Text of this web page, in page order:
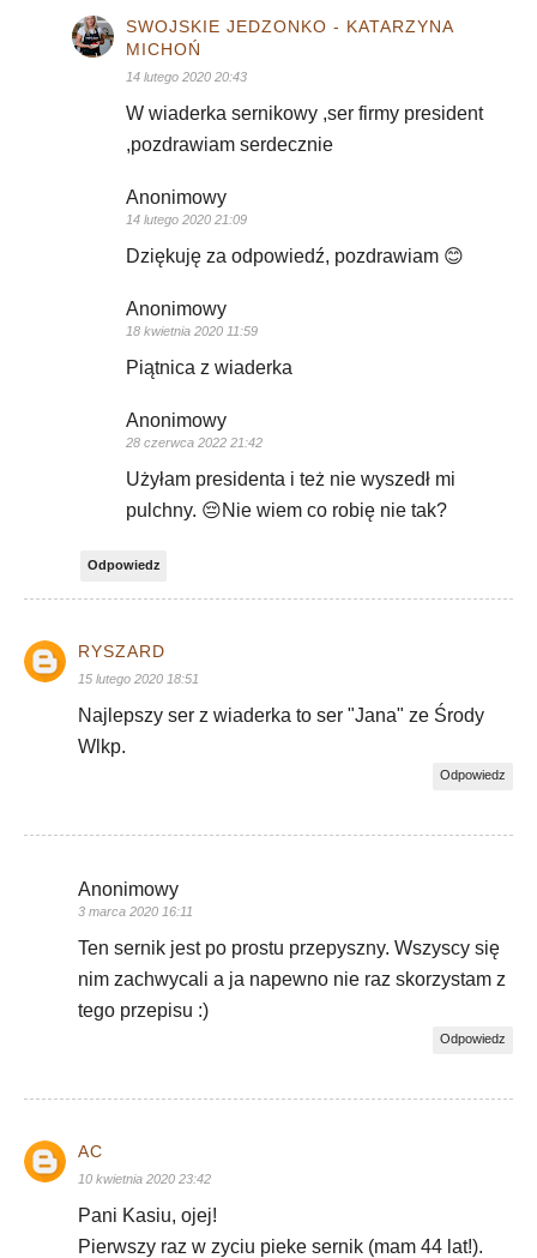
SWOJSKIE JEDZONKO - KATARZYNA
MICHOŃ
14 lutego 2020 20:43
W wiaderka sernikowy ,ser firmy president
,pozdrawiam serdecznie
Anonimowy
14 lutego 2020 21:09
Dziękuję za odpowiedź, pozdrawiam 😊
Anonimowy
18 kwietnia 2020 11:59
Piątnica z wiaderka
Anonimowy
28 czerwca 2022 21:42
Użyłam presidenta i też nie wyszedł mi
pulchny. 😔Nie wiem co robię nie tak?
Odpowiedz
RYSZARD
15 lutego 2020 18:51
Najlepszy ser z wiaderka to ser "Jana" ze Środy
Wlkp.
Odpowiedz
Anonimowy
3 marca 2020 16:11
Ten sernik jest po prostu przepyszny. Wszyscy się
nim zachwycali a ja napewno nie raz skorzystam z
tego przepisu :)
Odpowiedz
AC
10 kwietnia 2020 23:42
Pani Kasiu, ojej!
Pierwszy raz w zyciu pieke sernik (mam 44 lat!).